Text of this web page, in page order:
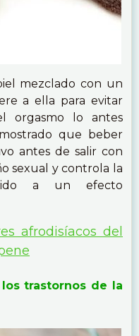
mezclado con un
a ella para evitar
orgasmo lo antes
que beber
antes de salir con
sexual y controla la
a un efecto
afrodisíacos del
trastornos de la